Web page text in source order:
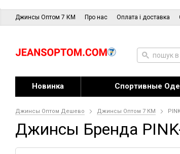
Джинсы Оптом 7 КМ Про нас Оплата і доставка
Новинка Спортивные
Джинсы Оптом Дешево Джинсы Оптом 7 КМ
Джинсы Бренда